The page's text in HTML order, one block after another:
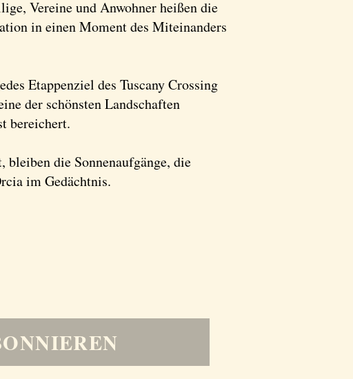
Vereine und Anwohner heißen die
in einen Moment des Miteinanders
Etappenziel des Tuscany Crossing
der schönsten Landschaften
bereichert.
bleiben die Sonnenaufgänge, die
im Gedächtnis.